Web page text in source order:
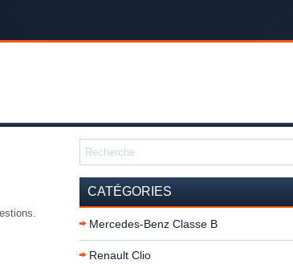
CATÉGORIES
Mercedes-Benz Classe B
Renault Clio